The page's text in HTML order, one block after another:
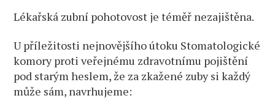
Lékařská zubní pohotovost je téměř nezajištěna.
U příležitosti nejnovějšího útoku Stomatologické
komory proti veřejnému zdravotnímu pojištění
pod starým heslem, že za zkažené zuby si každý
může sám, navrhujeme: